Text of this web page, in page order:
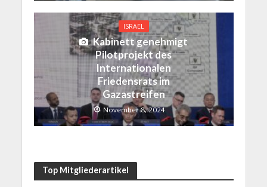
ISRAEL
Kabinett genehmigt
Pilotprojekt des
Internationalen
Friedensrats im
Gazastreifen
November 8, 2024
Top Mitgliederartikel